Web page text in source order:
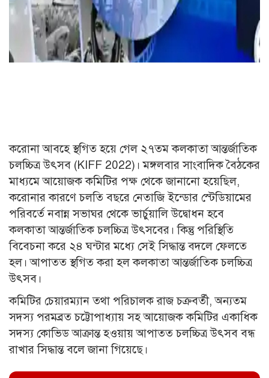
করোনা আবহে স্থগিত হয়ে গেল ২৭তম কলকাতা আন্তর্জাতিক
চলচ্চিত্র উৎসব (KIFF 2022)। মঙ্গলবার সাংবাদিক বৈঠকের
মাধ্যমে আয়োজক কমিটির পক্ষ থেকে জানানো হয়েছিল,
করোনার কারণে চলতি বছরে নেতাজি ইন্ডোর স্টেডিয়ামের
পরিবর্তে নবান্ন সভাঘর থেকে ভার্চুয়ালি উদ্বোধন হবে
কলকাতা আন্তর্জাতিক চলচ্চিত্র উৎসবের। কিন্তু পরিস্থিতি
বিবেচনা করে ২৪ ঘন্টার মধ্যে সেই সিদ্ধান্ত বদলে ফেলতে
হল। আপাতত স্থগিত করা হল কলকাতা আন্তর্জাতিক চলচ্চিত্র
উৎসব।
কমিটির চেয়ারম্যান তথা পরিচালক রাজ চক্রবর্তী, অন্যতম
সদস্য পরমব্রত চট্টোপাধ্যায় সহ আয়োজক কমিটির একাধিক
সদস্য কোভিড আক্রান্ত হওয়ায় আপাতত চলচ্চিত্র উৎসব বন্ধ
রাখার সিদ্ধান্ত বলে জানা গিয়েছে।